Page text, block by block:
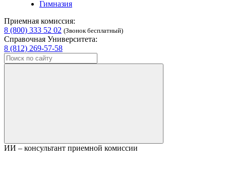
Гимназия
Приемная комиссия:
8 (800) 333 52 02 (Звонок бесплатный)
Справочная Университета:
8 (812) 269-57-58
ИИ – консультант приемной комиссии